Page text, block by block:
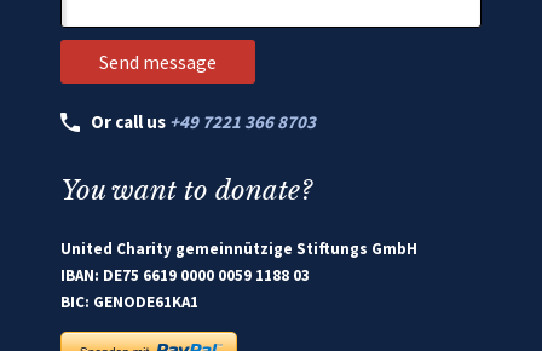
Or call us +49 7221 366 8703
You want to donate?
United Charity gemeinnützige Stiftungs GmbH
IBAN: DE75 6619 0000 0059 1188 03
BIC: GENODE61KA1